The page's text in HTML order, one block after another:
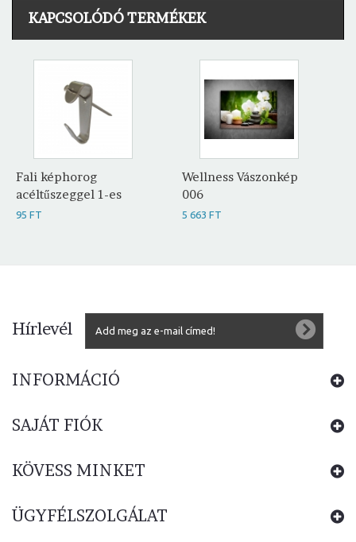
KAPCSOLÓDÓ TERMÉKEK
Fali képhorog
acéltűszeggel 1-es
95 FT
Wellness Vászonkép
006
5 663 FT
Hírlevél
INFORMÁCIÓ
SAJÁT FIÓK
KÖVESS MINKET
ÜGYFÉLSZOLGÁLAT